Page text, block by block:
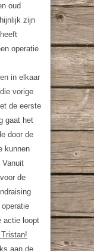
oud
zijn
operatie
in elkaar
vorige
de eerste
gaat het
door de
kunnen
Vanuit
de
actie loopt
aan de